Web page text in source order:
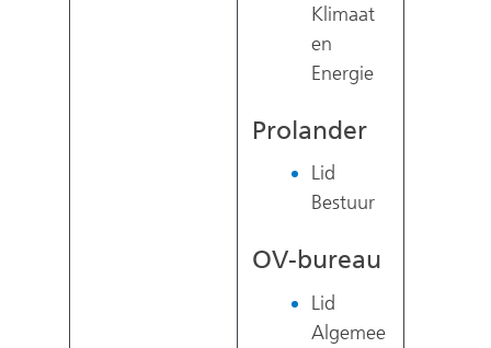
Klimaat
en
Energie
Prolander
Lid
Bestuur
OV-bureau
Lid
Algemee